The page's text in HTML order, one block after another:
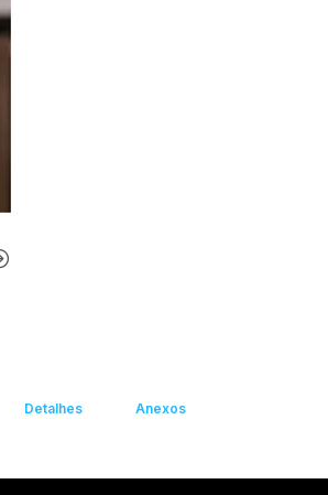
Detalhes Anexos